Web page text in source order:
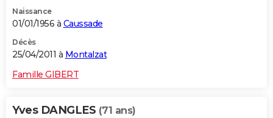
Naissance
01/01/1956 à Caussade
Décès
25/04/2011 à Montalzat
Famille GIBERT
Yves DANGLES (71 ans)